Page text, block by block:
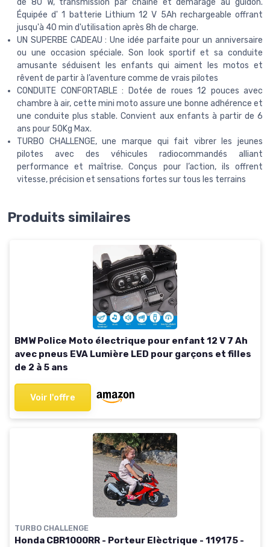
de 80 W, transmission par chaîne et démarage au guidon.
Équipée d' 1 batterie Lithium 12 V 5Ah rechargeable offrant
jusqu'à 40 min d'utilisation après 8h de charge.
UN SUPERBE CADEAU : Une idée parfaite pour un anniversaire
ou une occasion spéciale. Son look sportif et sa conduite
amusante séduisent les enfants qui aiment les motos et
rêvent de partir à l’aventure comme de vrais pilotes
CONDUITE CONFORTABLE : Dotée de roues 12 pouces avec
chambre à air, cette mini moto assure une bonne adhérence et
une conduite plus stable. Convient aux enfants à partir de 6
ans pour 50Kg Max.
TURBO CHALLENGE, une marque qui fait vibrer les jeunes
pilotes avec des véhicules radiocommandés alliant
performance et maîtrise. Conçus pour l’action, ils offrent
vitesse, précision et sensations fortes sur tous les terrains
Produits similaires
BMW Police Moto électrique pour enfant 12 V 7 Ah
avec pneus EVA Lumière LED pour garçons et filles
de 2 à 5 ans
Voir l'offre
TURBO CHALLENGE
Honda CBR1000RR - Porteur Elèctrique - 119175 -